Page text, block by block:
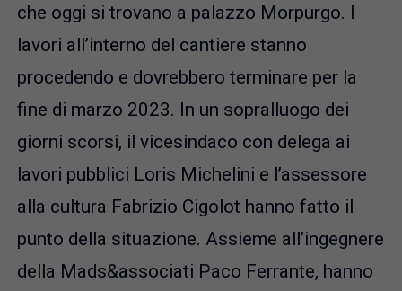
che oggi si trovano a palazzo Morpurgo. I
lavori all’interno del cantiere stanno
procedendo e dovrebbero terminare per la
fine di marzo 2023. In un sopralluogo dei
giorni scorsi, il vicesindaco con delega ai
lavori pubblici Loris Michelini e l’assessore
alla cultura Fabrizio Cigolot hanno fatto il
punto della situazione. Assieme all’ingegnere
della Mads&associati Paco Ferrante, hanno